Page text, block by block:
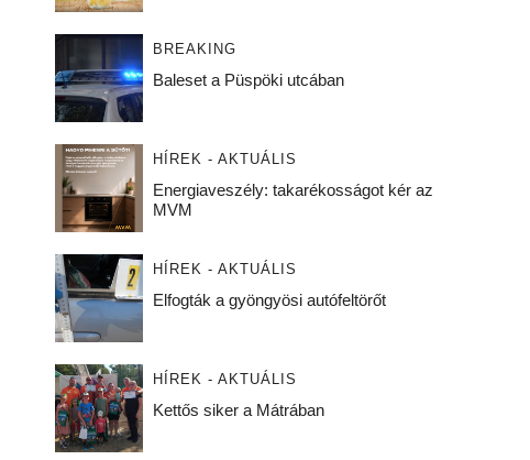
BREAKING
Baleset a Püspöki utcában
HÍREK - AKTUÁLIS
Energiaveszély: takarékosságot kér az
MVM
HÍREK - AKTUÁLIS
Elfogták a gyöngyösi autófeltörőt
HÍREK - AKTUÁLIS
Kettős siker a Mátrában